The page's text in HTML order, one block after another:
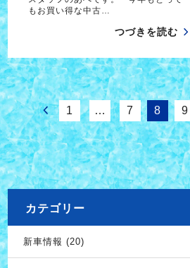
もお買い得な中古…
つづきを読む
1 … 7 8 9
カテゴリー
新車情報 (20)